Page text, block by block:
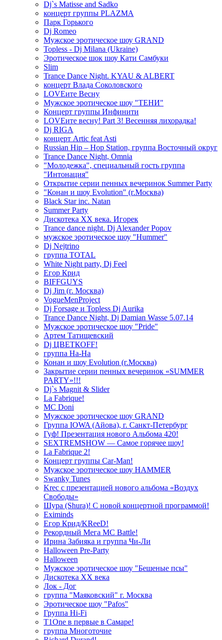
Dj`s Matisse and Sadko
концерт группы PLAZMA
Парк Горького
Dj Romeo
Мужское эротическое шоу GRAND
Topless - Dj Milana (Ukraine)
Эротическое шок шоу Кати Самбуки
Slim
Trance Dance Night. KYAU & ALBERT
концерт Влада Соколовского
LOVEите Весну
Мужское эротическое шоу "ТЕНИ"
Концерт группы Инфинити
LOVEите весну! Part 3! Весенняя лихорадка!
Dj RIGA
концерт Artic feat Asti
Russian Hip – Hop Station, группа Восточный округ
Trance Dance Night, Omnia
"Молодежка", специальный гость группа
"Интонация"
Открытие серии пенных вечеринок Summer Party
"Конан и шоу Evolution" (г.Москва)
Black Star inc. Natan
Summer Party
Дискотека ХХ века. Игорек
Trance dance night. Dj Alexander Popov
мужское эротическое шоу "Hummer"
Dj Nejtrino
группа TOTAL
White Night party, Dj Feel
Егор Крид
BIFFGUYS
Dj Jim (г. Москва)
VogueMenProject
Dj Forsage и Topless Dj Aurika
Trance Dance Night, Dj Damian Wasse 5.07.14
Мужское эротическое шоу "Pride"
Артем Татищевский
Dj ЦВЕТКOFF!
группа На-На
Конан и шоу Evolution (г.Москва)
Закрытие серии пенных вечеринок «SUMMER
PARTY»!!!
Dj`s Magnit & Slider
La Fabrique!
MC Doni
Мужское эротическое шоу GRAND
Группа IOWA (Айова), г. Санкт-Петербург
Гуф! Презентация нового Альбома 420!
SEXTREMSHOW — Самое горячее шоу!
La Fabrique 2!
Концерт группы Car-Man!
Мужское эротическое шоу HAMMER
Swanky Tunes
Krec с презентацией нового альбома «Воздух
Свободы»
Шура (Shura)! С новой концертной программой!
Eximinds
Егор Крид/KReeD!
Рекордный Мега МС Battle!
Ирина Забияка и группа Чи-Ли
Halloween Pre-Party
Halloween
Мужское эротическое шоу "Бешеные псы"
Дискотека ХХ века
Лок - Дог
группа "Маяковский" г. Москва
Эротическое шоу "Pafos"
Группа Hi-Fi
T1One в первые в Самаре!
группа Многоточие